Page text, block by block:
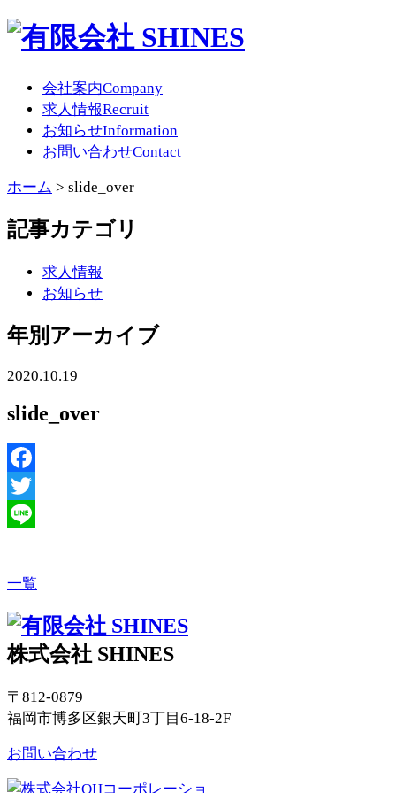
会社案内Company
求人情報Recruit
お知らせInformation
お問い合わせContact
ホーム > slide_over
記事カテゴリ
求人情報
お知らせ
年別アーカイブ
2020.10.19
slide_over
Facebook
Twitter
一覧
株式会社 SHINES
〒812-0879
福岡市博多区銀天町3丁目6-18-2F
お問い合わせ